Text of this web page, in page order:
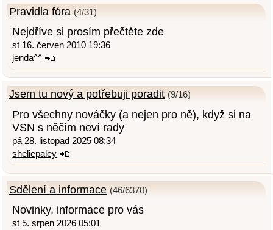
Pravidla fóra (4/31)
Nejdříve si prosím přečtěte zde
st 16. červen 2010 19:36
jenda^^
Jsem tu nový a potřebuji poradit (9/16)
Pro všechny nováčky (a nejen pro ně), když si na
VSN s něčím neví rady
pá 28. listopad 2025 08:34
sheliepaley
Sdělení a informace (46/6370)
Novinky, informace pro vás
st 5. srpen 2026 05:01